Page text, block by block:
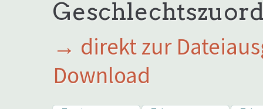
→ direkt zur
Download